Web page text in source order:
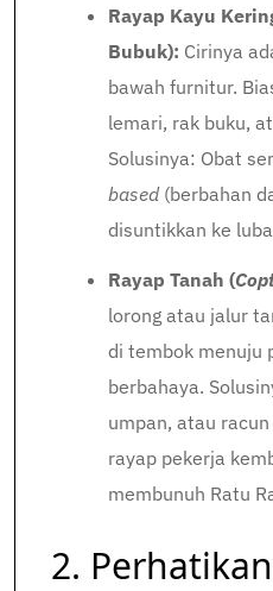
Rayap Kayu
Bubuk): Cirinya
bawah furnitur.
lemari, rak buku,
Solusinya: Obat
based(berbahan
disuntikkan ke
Rayap Tanah (
lorong atau jalur
di tembok menuju
berbahaya.
umpan, atau
rayap pekerja
membunuh Ratu
2.